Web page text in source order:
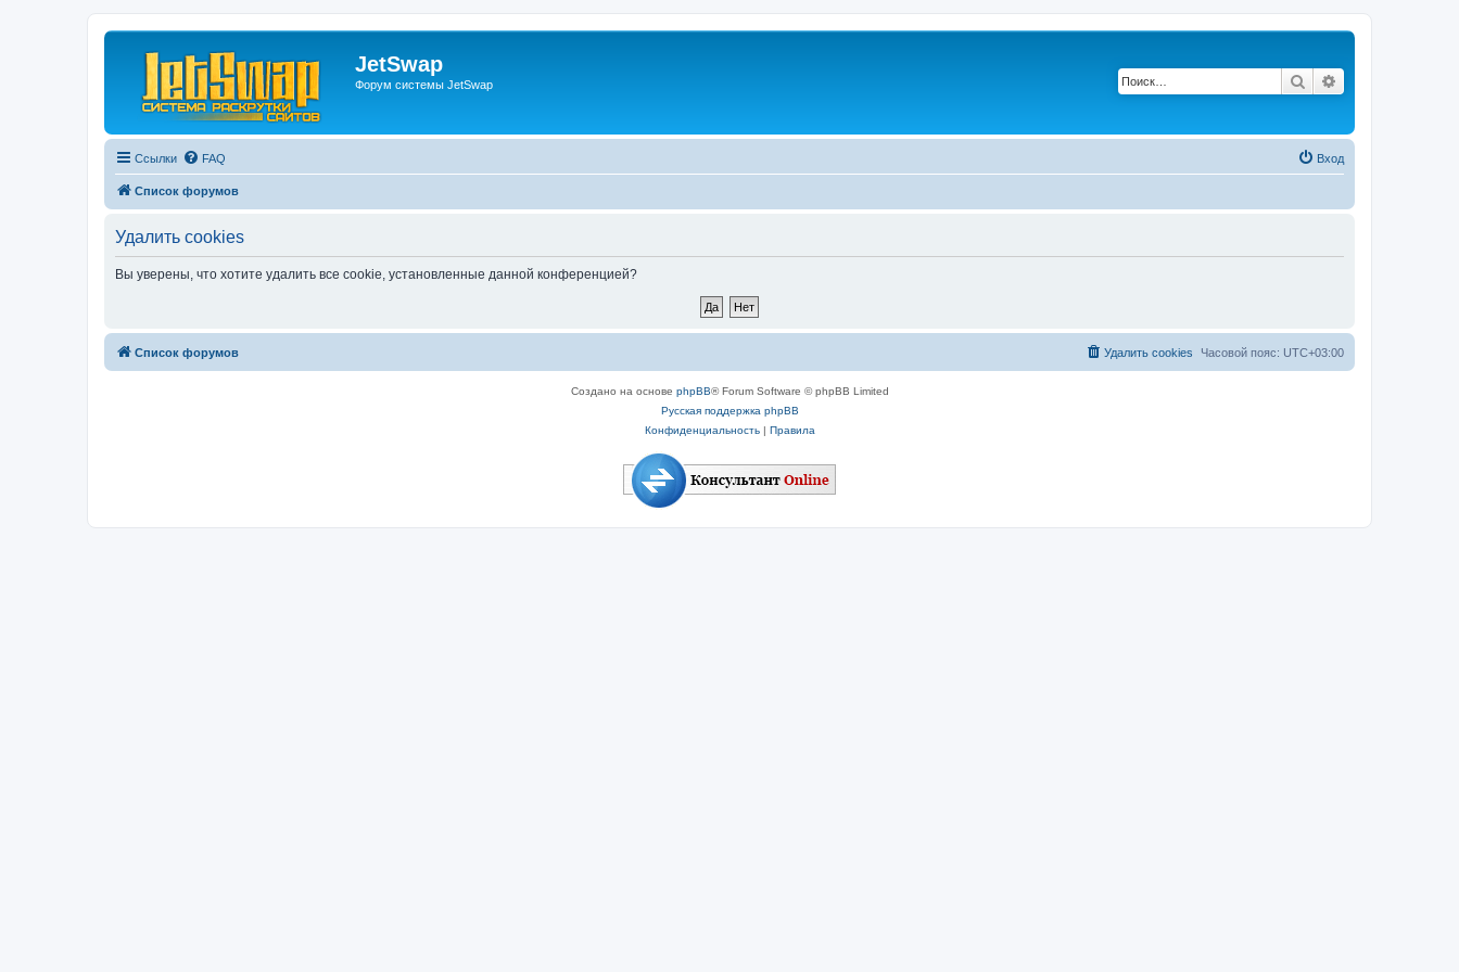
JetSwap
Форум системы JetSwap Поиск
Ссылки FAQ Вход
Список форумов
Удалить cookies
Вы уверены, что хотите удалить все cookie, установленные данной конференцией?
Список форумов Часовой пояс: UTC+03:00
Удалить cookies
Создано на основе phpBB® Forum Software © phpBB Limited
Русская поддержка phpBB
Конфиденциальность| Правила